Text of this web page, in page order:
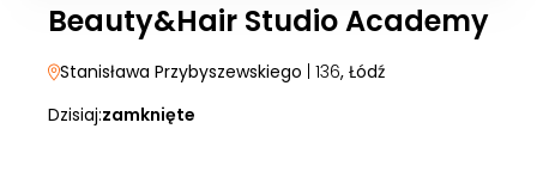
Beauty&Hair Studio Academy
Stanisława Przybyszewskiego | 136, Łódź
Dzisiaj:zamknięte